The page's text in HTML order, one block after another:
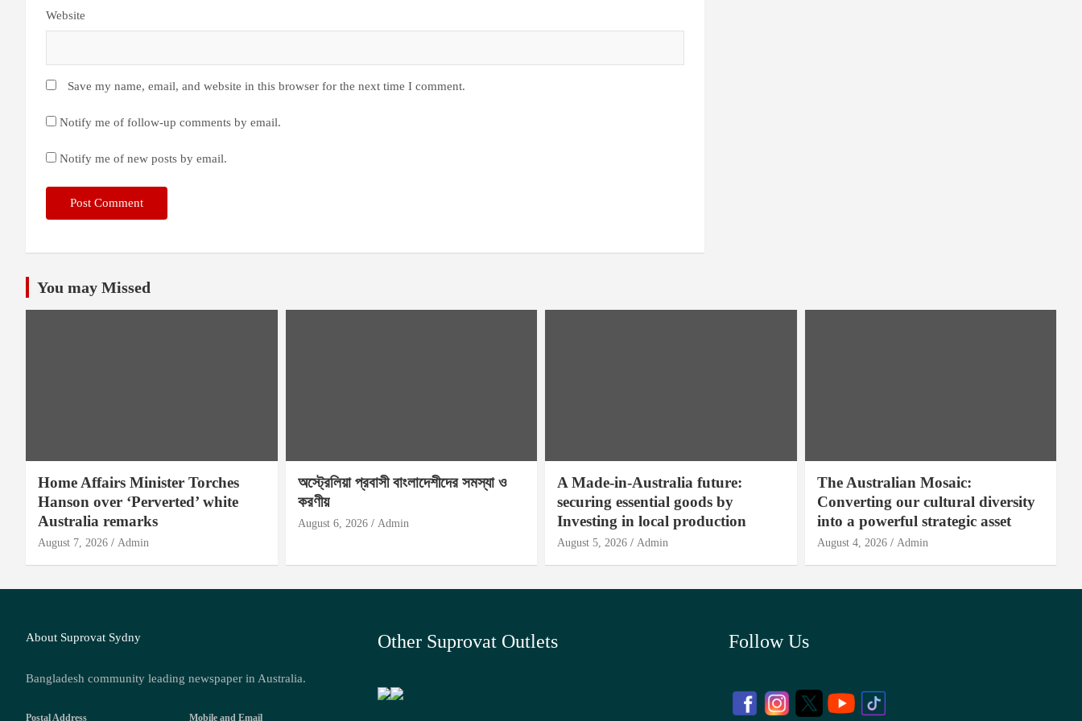
Website
Save my name, email, and website in this browser for the next time I comment.
Notify me of follow-up comments by email.
Notify me of new posts by email.
You may Missed
Home Affairs Minister Torches
Hanson over ‘Perverted’ white
Australia remarks
August 7, 2026 Admin
অস্ট্রেলিয়া প্রবাসী বাংলাদেশীদের সমস্যা ও
করণীয়
August 6, 2026 Admin
A Made-in-Australia future:
securing essential goods by
Investing in local production
August 5, 2026 Admin
The Australian Mosaic:
Converting our cultural diversity
into a powerful strategic asset
August 4, 2026 Admin
About Suprovat Sydny
Bangladesh community leading newspaper in Australia.
Postal Address Mobile and Email
Other Suprovat Outlets Follow Us